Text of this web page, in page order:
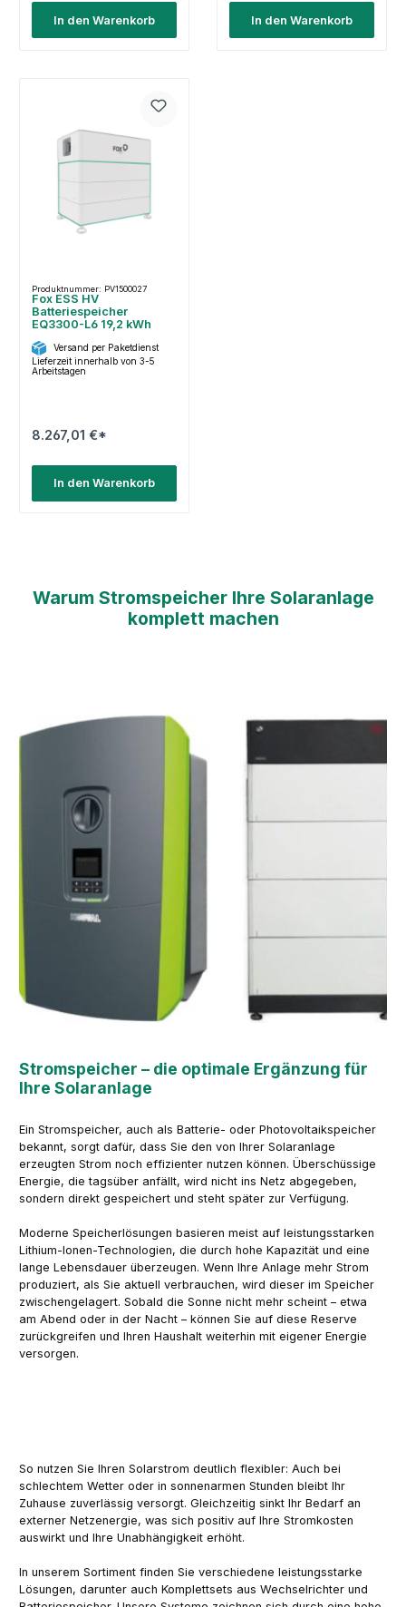
In den Warenkorb In den Warenkorb
Produktnummer: PV1500027
Fox ESS HV
Batteriespeicher
EQ3300-L6 19,2 kWh
Versand per Paketdienst
Lieferzeit innerhalb von 3-5
Arbeitstagen
8.267,01 €*
In den Warenkorb
Warum Stromspeicher Ihre Solaranlage
komplett machen
Stromspeicher – die optimale Ergänzung für
Ihre Solaranlage
Ein Stromspeicher, auch als Batterie- oder Photovoltaikspeicher
bekannt, sorgt dafür, dass Sie den von Ihrer Solaranlage
erzeugten Strom noch effizienter nutzen können. Überschüssige
Energie, die tagsüber anfällt, wird nicht ins Netz abgegeben,
sondern direkt gespeichert und steht später zur Verfügung.
Moderne Speicherlösungen basieren meist auf leistungsstarken
Lithium-Ionen-Technologien, die durch hohe Kapazität und eine
lange Lebensdauer überzeugen. Wenn Ihre Anlage mehr Strom
produziert, als Sie aktuell verbrauchen, wird dieser im Speicher
zwischengelagert. Sobald die Sonne nicht mehr scheint – etwa
am Abend oder in der Nacht – können Sie auf diese Reserve
zurückgreifen und Ihren Haushalt weiterhin mit eigener Energie
versorgen.
So nutzen Sie Ihren Solarstrom deutlich flexibler: Auch bei
schlechtem Wetter oder in sonnenarmen Stunden bleibt Ihr
Zuhause zuverlässig versorgt. Gleichzeitig sinkt Ihr Bedarf an
externer Netzenergie, was sich positiv auf Ihre Stromkosten
auswirkt und Ihre Unabhängigkeit erhöht.
In unserem Sortiment finden Sie verschiedene leistungsstarke
Lösungen, darunter auch Komplettsets aus Wechselrichter und